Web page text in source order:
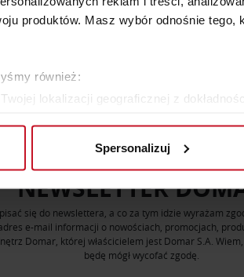
produktów. Masz wybór odnośnie
również:
lokalizacji geograficznej z
Twoje osobiste dane są przetwarzane
treści i reklam, aby
tym, jak korzystasz z naszej witryny,
mogą połączyć te informacje z innymi
Spersonalizuj
NEWSLETTER
się do newslettera, a co za tym idzie wyrażam
e-mail informacji o nowościach, promocjach,
Domar, której właścicielem jest Domar S.A.
będę mógł wycofać zgodę.